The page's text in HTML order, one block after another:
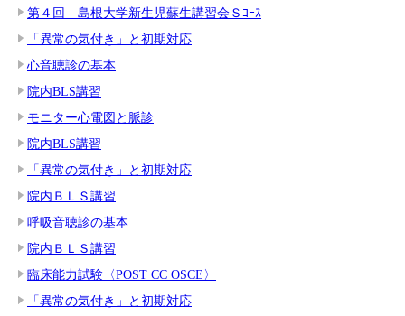
第４回 島根大学新生児蘇生講習会Ｓｺｰｽ
「異常の気付き」と初期対応
心音聴診の基本
院内BLS講習
モニター心電図と脈診
院内BLS講習
「異常の気付き」と初期対応
院内ＢＬＳ講習
呼吸音聴診の基本
院内ＢＬＳ講習
臨床能力試験〈POST CC OSCE〉
「異常の気付き」と初期対応